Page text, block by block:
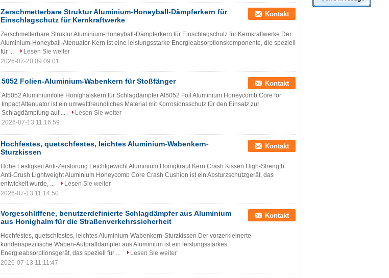
Zerschmetterbare Struktur Aluminium-Honeyball-Dämpferkern für
Einschlagschutz für Kernkraftwerke
Kontakt
Zerschmetterbare Struktur Aluminium-Honeyball-Dämpferkern für Einschlagschutz für Kernkraftwerke Der
Aluminium-Honeyball-Atenuator-Kern ist eine leistungsstarke Energieabsorptionskomponente, die speziell
für ...
Lesen Sie weiter
2026-07-20 09:09:01
5052 Folien-Aluminium-Wabenkern für Stoßfänger Kontakt
Al5052 Aluminiumfolie Honighalskern für Schlagdämpfer Al5052 Foil Aluminium Honeycomb Core for
Impact Attenuator ist ein umweltfreundliches Material mit Korrosionsschutz für den Einsatz zur
Schlagdämpfung auf ...
Lesen Sie weiter
2026-07-13 11:16:59
Hochfestes, quetschfestes, leichtes Aluminium-Wabenkern-
Sturzkissen
Kontakt
Hohe Festigkeit Anti-Zerstörung Leichtgewicht Aluminium Honigkraut Kern Crash Kissen High-Strength
Anti-Crush Lightweight Aluminium Honeycomb Core Crash Cushion ist ein Absturzschutzgerät, das
entwickelt wurde, ...
Lesen Sie weiter
2026-07-13 11:14:50
Vorgeschliffene, benutzerdefinierte Schlagdämpfer aus Aluminium
aus Honighalm für die Straßenverkehrssicherheit
Kontakt
Hochfestes, quetschfestes, leichtes Aluminium-Wabenkern-Sturzkissen Der vorzerkleinerte
kundenspezifische Waben-Aufpralldämpfer aus Aluminium ist ein leistungsstarkes
Energieabsorptionsgerät, das speziell für ...
Lesen Sie weiter
2026-07-13 11:11:47